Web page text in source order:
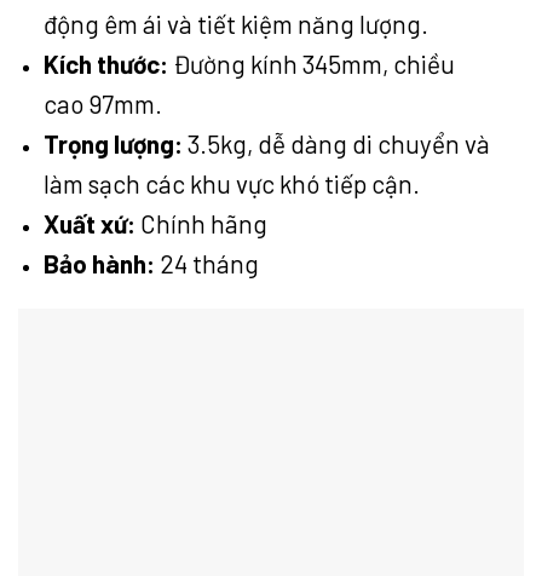
động êm ái và tiết kiệm năng lượng.
Kích thước: Đường kính 345mm, chiều
cao 97mm.
Trọng lượng: 3.5kg, dễ dàng di chuyển và
làm sạch các khu vực khó tiếp cận.
Xuất xứ: Chính hãng
Bảo hành: 24 tháng